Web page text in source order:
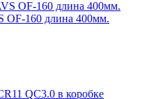
OF-160 длина 400мм.